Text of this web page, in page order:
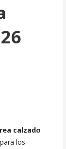
calzado
los